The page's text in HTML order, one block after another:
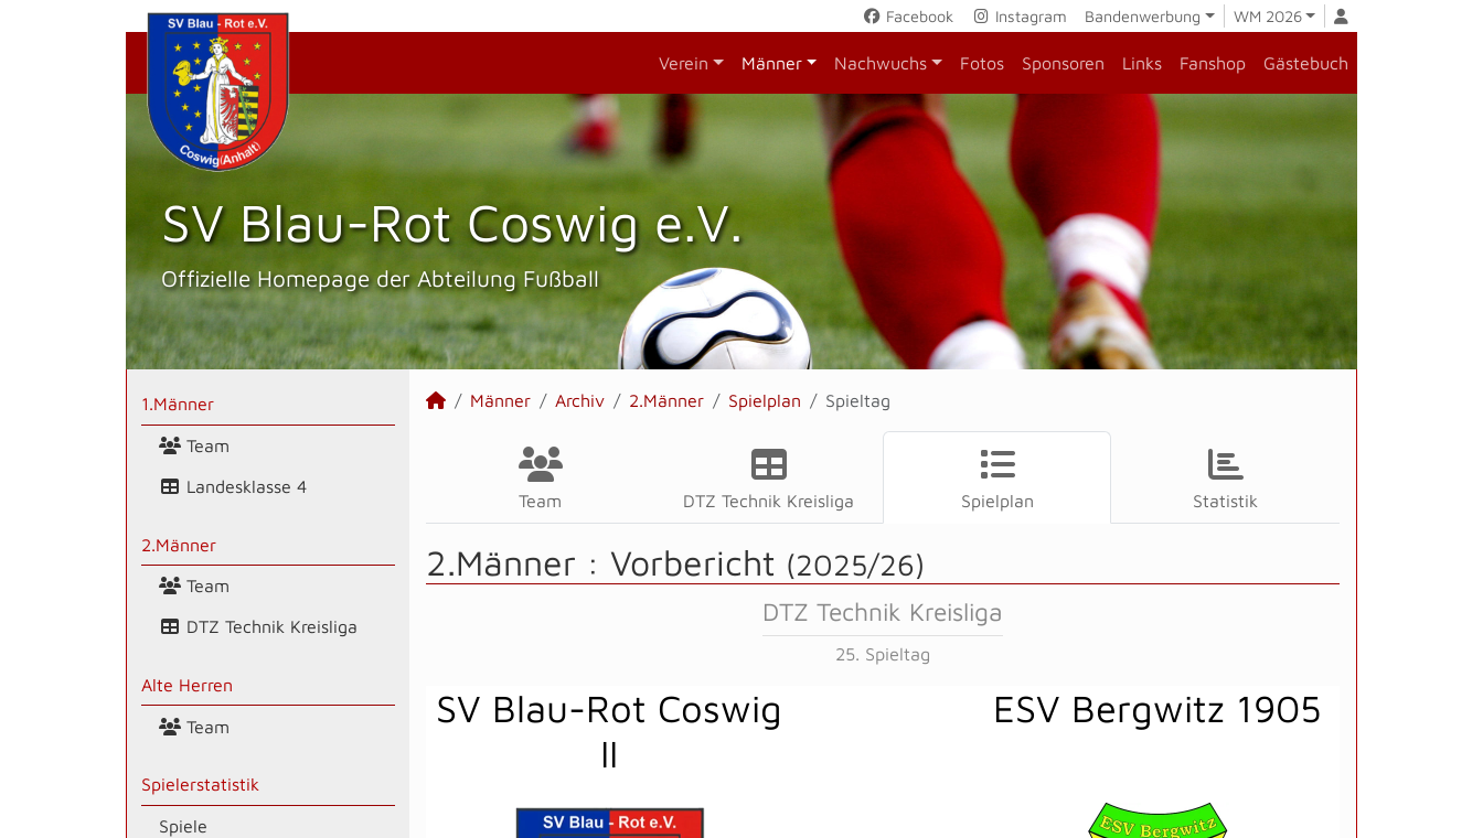
Facebook Instagram Bandenwerbung WM 2026
Verein Männer Nachwuchs Fotos Sponsoren Links Fanshop Gästebuch
SV Blau-Rot Coswig e.V.
Offizielle Homepage der Abteilung Fußball
1.Männer
Team
Landesklasse 4
2.Männer
Team
DTZ Technik Kreisliga
Alte Herren
Team
Spielerstatistik
Spiele
Männer Archiv 2.Männer Spielplan Spieltag
Team DTZ Technik Kreisliga Spielplan Statistik
2.Männer : Vorbericht (2025/26)
DTZ Technik Kreisliga
25. Spieltag
SV Blau-Rot Coswig
II
ESV Bergwitz 1905